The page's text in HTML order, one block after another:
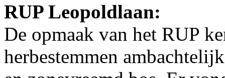
RUP Leopoldlaan:
De opmaak van het RUP
herbestemmen